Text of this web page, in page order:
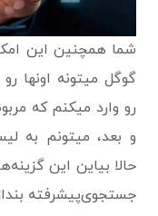
شما همچنین این
رو وارد میکنم که
و بعد، میتونم به
حالا بیاین این
جستجوی‌پیشرفته